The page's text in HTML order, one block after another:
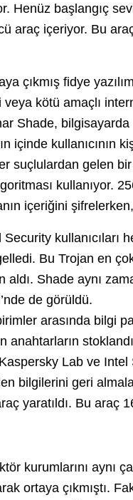
Henüz başlangıç
araç içeriyor. Bu
çıkmış fidye
kötü amaçlı
Shade, bilgisayarda
içinde kullanıcının
suçlulardan gelen
kullanıyor.
içeriğini
kullanıcıları
Bu Trojan en
aldı. Shade aynı
de görüldü.
arasında bilgi
anahtarların
Lab ve Intel
bilgilerini geri
yaratıldı. Bu araç
kurumlarını aynı
ortaya çıkmıştı.